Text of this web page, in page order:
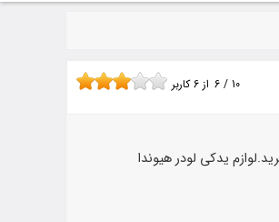
6 / 10 از 6کاربر
یدکی لودر هیوندا